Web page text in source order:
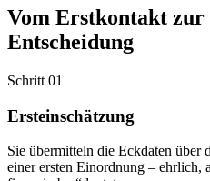
Vom Erstkontakt
Entscheidung
Schritt 01
Ersteinschätzung
Sie übermitteln die Eckdaten über
einer ersten Einordnung – ehrlich,